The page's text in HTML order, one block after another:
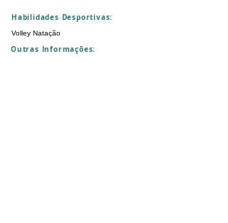
Habilidades Desportivas:
Volley Natação
Outras Informações: